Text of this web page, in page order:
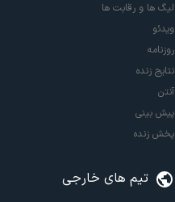
لیگ ها و رقابت ها
ویدئو
روزنامه
نتایج زنده
آنتن
پیش بینی
پخش زنده
تیم های خارجی